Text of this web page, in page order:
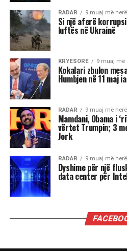
Pyetja u drejtua nga
Semanjaku, i cili duke
administratës së
shpalljen “non grata” të
Blinken e cilësoi
të shquar” gjatë një vizite
këtë pyetje:
“Dua të di sa i “shquar”
Zyrës Ovale të hapen në
kryeministër i Shqipërisë
Bardhë rikthehet fraksioni
i së majtës së sotme
malinje?”
”Ju thatë që mund të